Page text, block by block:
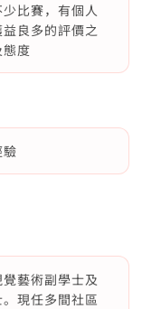
比賽，有個人
良多的評價之
度
藝術副學士及
現任多間社區